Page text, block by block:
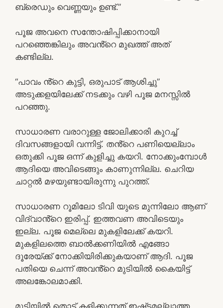
ബ്രെഡും വെണ്ണയും ഉണ്ട്.”
പൂജ അവനെ സന്തോഷിപ്പിക്കാനായി
പറഞ്ഞെങ്കിലും അവൻ്റെ മുഖത്ത് അത്
കണ്ടില്ല.
“പാവം ൻ്റെ കുട്ടി, ഒരുപാട് ആശിച്ചു”
അടുക്കളയിലേക്ക് നടക്കും വഴി പൂജ മനസ്സിൽ
പറഞ്ഞു.
സാധാരണ വരാറുള്ള ജോലിക്കാരി കുറച്ച്
ദിവസങ്ങളായി വന്നിട്ട്. തൻ്റെ പണിയെല്ലാം
ഒതുക്കി പൂജ ഒന്ന് കുളിച്ചു കയറി. നോക്കുംമ്പോൾ
ആദിയെ അവിടെങ്ങും കാണുന്നില്ല. ചെറിയ
ചാറ്റൽ മഴയുണ്ടായിരുന്നു പുറത്ത്.
സാധാരണ റൂമിലോ ടിവി യുടെ മുന്നിലോ ആണ്
വിദ്വാൻ്റെ ഇരിപ്പ്. ഇത്തവണ അവിടെയും
ഇല്ല. പൂജ മെല്ലെ മുകളിലേക്ക് കയറി.
മുകളിലത്തെ ബാൽക്കണിയിൽ എങ്ങോ
ദൂരേയ്ക്ക് നോക്കിയിരിക്കുകയാണ് ആദി. പൂജ
പതിയെ ചെന്ന് അവൻ്റെ മുടിയിൽ കൈയിട്ട്
അലങ്കോലമാക്കി.
മുടിയിൽ തൊട്ട് കളിക്കുന്നത് ഇഷ്ട്ടമല്ലാത്ത